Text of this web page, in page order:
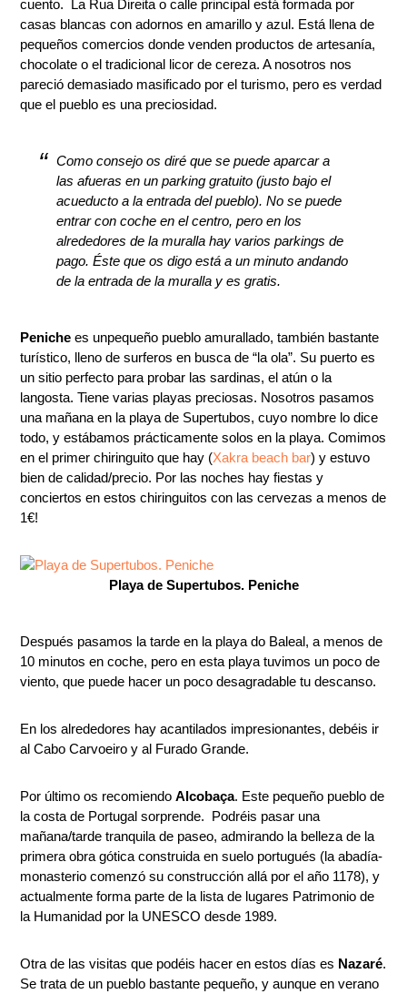
cuento. La Rua Direita o calle principal está formada por
casas blancas con adornos en amarillo y azul. Está llena de
pequeños comercios donde venden productos de artesanía,
chocolate o el tradicional licor de cereza. A nosotros nos
pareció demasiado masificado por el turismo, pero es verdad
que el pueblo es una preciosidad.
Como consejo os diré que se puede aparcar a
las afueras en un parking gratuito (justo bajo el
acueducto a la entrada del pueblo). No se puede
entrar con coche en el centro, pero en los
alrededores de la muralla hay varios parkings de
pago. Éste que os digo está a un minuto andando
de la entrada de la muralla y es gratis.
Penichees unpequeño pueblo amurallado, también bastante
turístico, lleno de surferos en busca de “la ola”. Su puerto es
un sitio perfecto para probar las sardinas, el atún o la
langosta. Tiene varias playas preciosas. Nosotros pasamos
una mañana en la playa de Supertubos, cuyo nombre lo dice
todo, y estábamos prácticamente solos en la playa. Comimos
en el primer chiringuito que hay (Xakra beach bar) y estuvo
bien de calidad/precio. Por las noches hay fiestas y
conciertos en estos chiringuitos con las cervezas a menos de
1€!
Playa de Supertubos. Peniche
Después pasamos la tarde en la playa do Baleal, a menos de
10 minutos en coche, pero en esta playa tuvimos un poco de
viento, que puede hacer un poco desagradable tu descanso.
En los alrededores hay acantilados impresionantes, debéis ir
al Cabo Carvoeiro y al Furado Grande.
Por último os recomiendoAlcobaça. Este pequeño pueblo de
la costa de Portugal sorprende. Podréis pasar una
mañana/tarde tranquila de paseo, admirando la belleza de la
primera obra gótica construida en suelo portugués (la abadía-
monasterio comenzó su construcción allá por el año 1178), y
actualmente forma parte de la lista de lugares Patrimonio de
la Humanidad por la UNESCO desde 1989.
Otra de las visitas que podéis hacer en estos días es Nazaré.
Se trata de un pueblo bastante pequeño, y aunque en verano